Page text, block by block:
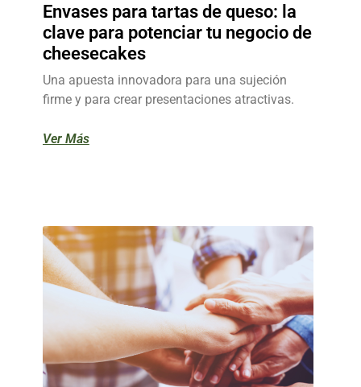
Envases para tartas de queso: la
clave para potenciar tu negocio de
cheesecakes
Una apuesta innovadora para una sujeción
firme y para crear presentaciones atractivas.
Ver Más